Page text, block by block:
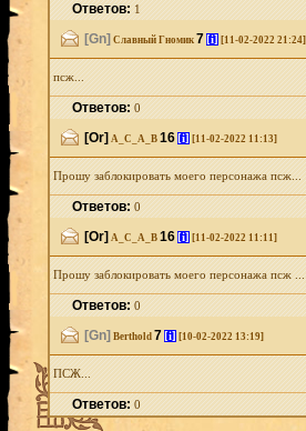
Ответов:1
[Gn] Славный Гномик 7 [i] [11-02-2022 21:24]
псж...
Ответов:0
[Or] A_C_A_B 16 [i] [11-02-2022 11:13]
Прошу заблокировать моего персонажа псж...
Ответов:0
[Or] A_C_A_B 16 [i] [11-02-2022 11:11]
Прошу заблокировать моего персонажа псж ...
Ответов:0
[Gn] Berthold 7 [i] [10-02-2022 13:19]
ПСЖ...
Ответов:0